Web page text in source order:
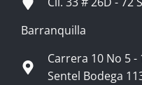
Barranquilla
Carrera 10 No 5
Sentel Bodega